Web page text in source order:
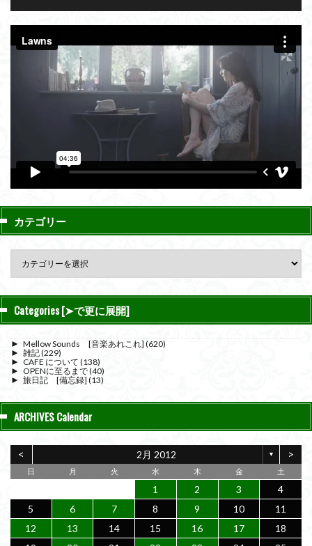
カテゴリー
Categories [➤で更に展開]
► Mellow Sounds [音楽あれこれ] (620)
► 雑記(229)
► CAFE について (138)
► OPENに至るまで(40)
► 旅日記 [備忘録] (13)
ARCHIVES Calendar
< 2月 2012 ▼ >
日 月 火 水 木 金 土
1 2 3
4
5
6 7 8 9 10
11
12
13 14 15 16 17
18